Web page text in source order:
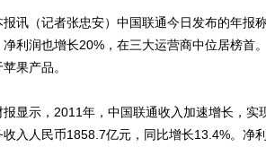
（记者张忠安）中国联通今日发布的年报
净利润也增长20%，在三大运营商中位居榜首
果产品。
示，2011年，中国联通收入加速增长，实
收入人民币1858.7亿元，同比增长13.4%。净